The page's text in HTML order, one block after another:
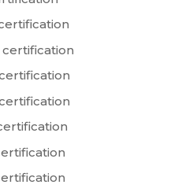
certification